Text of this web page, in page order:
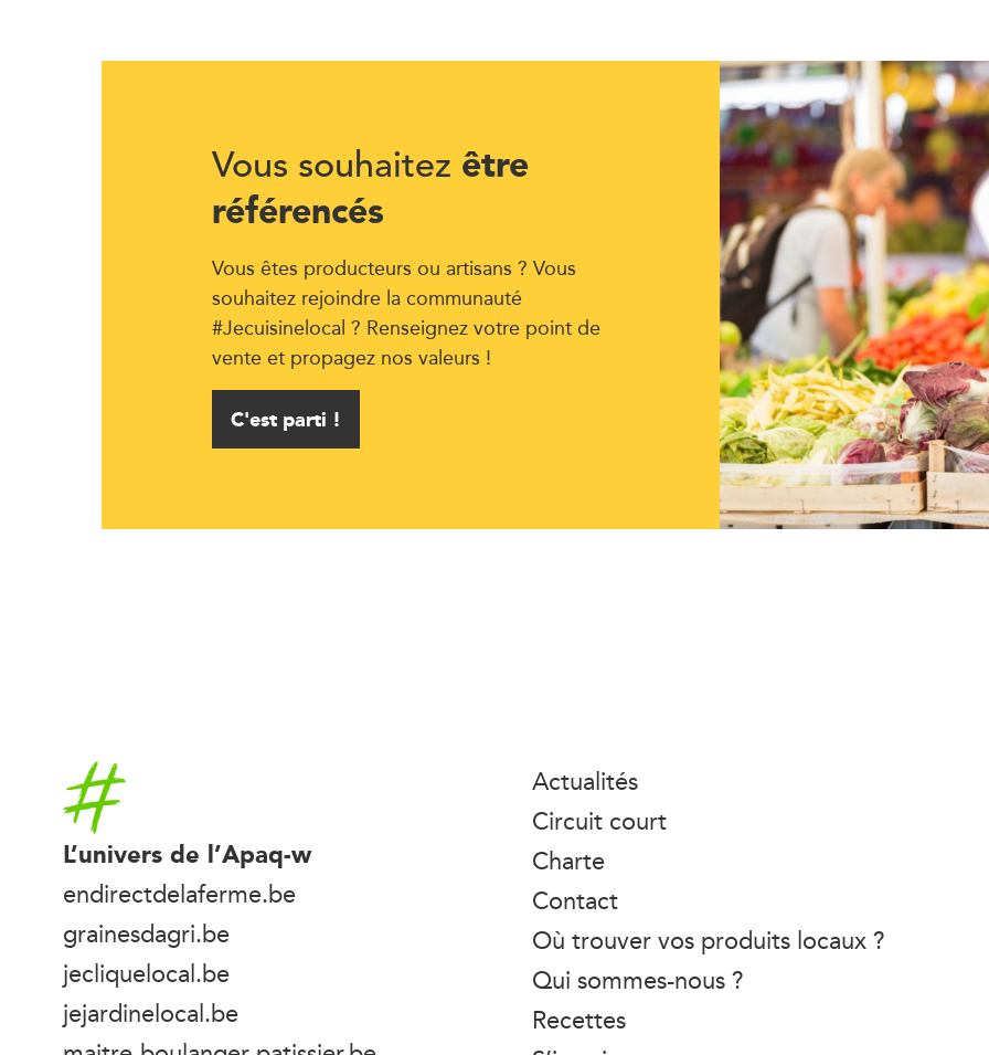
Vous souhaitez être
référencés
Vous êtes producteurs ou artisans ? Vous
souhaitez rejoindre la communauté
#Jecuisinelocal ? Renseignez votre point de
vente et propagez nos valeurs !
C'est parti !
Accueil
L’univers de l’Apaq-w
endirectdelaferme.be
grainesdagri.be
jecliquelocal.be
jejardinelocal.be
Actualités
Circuit court
Charte
Contact
Où trouver vos produits locaux ?
Qui sommes-nous ?
Recettes